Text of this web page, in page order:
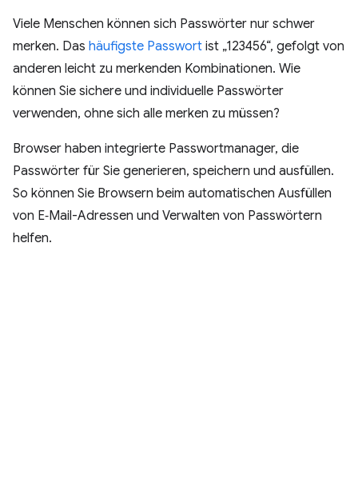
Viele Menschen können sich Passwörter nur schwer
merken. Das häufigste Passwort ist „123456“, gefolgt von
anderen leicht zu merkenden Kombinationen. Wie
können Sie sichere und individuelle Passwörter
verwenden, ohne sich alle merken zu müssen?
Browser haben integrierte Passwortmanager, die
Passwörter für Sie generieren, speichern und ausfüllen.
So können Sie Browsern beim automatischen Ausfüllen
von E‑Mail-Adressen und Verwalten von Passwörtern
helfen.